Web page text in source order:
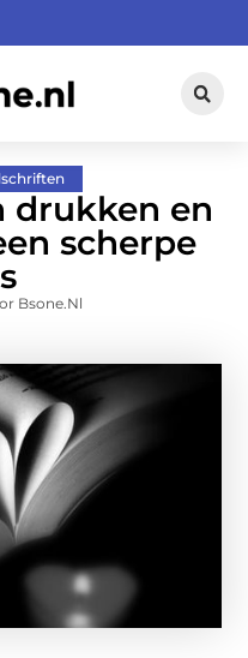
drukken en
scherpe
Bsone.nl